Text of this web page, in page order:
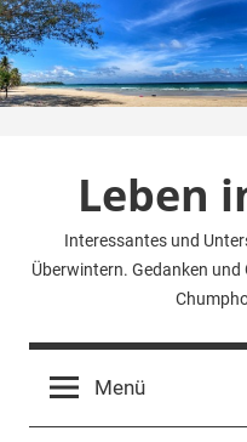
Zum
Inhalt
springen
Leben
Interessantes und
Überwintern. Gedanken und
Menü